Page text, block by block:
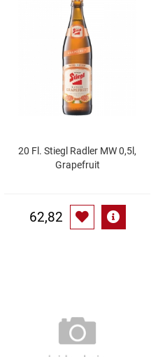
20 Fl. Stiegl Radler MW 0,5l,
Grapefruit
62,82